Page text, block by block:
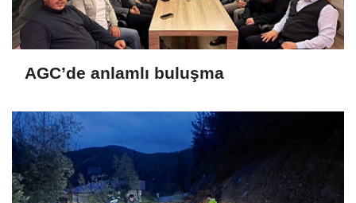
AGC’de anlamlı buluşma